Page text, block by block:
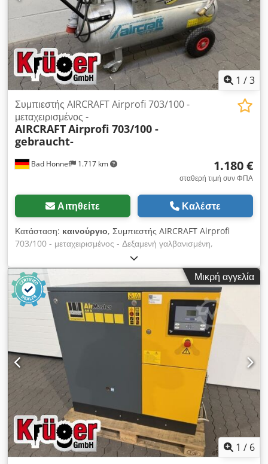
1 /3
Bad Honnef 1.717 km
Συμπιεστής AIRCRAFT Airprofi 703/100 -
μεταχειρισμένος -
AIRCRAFTAirprofi 703/100 -
gebraucht-
1.180 €
σταθερή τιμή συν ΦΠΑ
Αιτηθείτε Καλέστε
Κατάσταση: καινούργιο, Συμπιεστής AIRCRAFT Airprofi
703/100 - μεταχειρισμένος - Δεξαμενή γαλβανισμένη,
περιλαμβάνει ρυθμιστή πίεσης, έτος κατασκευής 2018,
αχρησιμοποίητος, ΕΙΔΙΚΗ ΤΙΜΗ αντί προωθητικής τιμής
1.699,-- ----- Τεχνικά στοιχεία ----- Χωρητικότητα δοχείου: 100
λίτρα, Dedpfxsx Sx E As Amnsck Μέγιστη παροχή όγκου: 650
λίτρα, Μέγιστη πίεση: 10 bar, Κινητήρας: 4 kW, Στροφές: 950
σ.α.λ., Στάθμη ηχητικής πίεσης: 93 dB - νέα εκθεσιακή μηχανή
Μικρή αγγελία
1 / 6